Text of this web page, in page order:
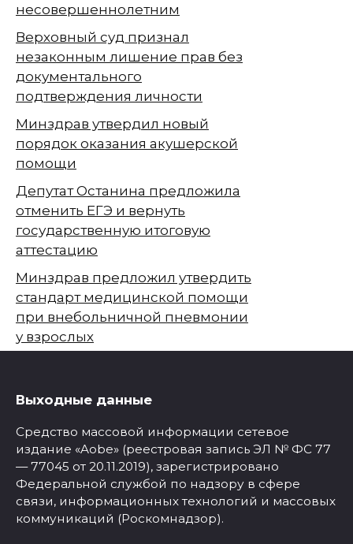
несовершеннолетним
Верховный суд признал
незаконным лишение прав без
документального
подтверждения личности
Минздрав утвердил новый
порядок оказания акушерской
помощи
Депутат Останина предложила
отменить ЕГЭ и вернуть
государственную итоговую
аттестацию
Минздрав предложил утвердить
стандарт медицинской помощи
при внебольничной пневмонии
у взрослых
Выходные данные
Средство массовой информации сетевое
издание «Aobe» (реестровая запись ЭЛ № ФС 77
— 77045 от 20.11.2019), зарегистрировано
Федеральной службой по надзору в сфере
связи, информационных технологий и массовых
коммуникаций (Роскомнадзор).